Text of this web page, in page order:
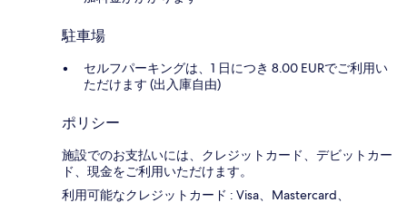
駐車場
セルフパーキングは、1 日につき 8.00 EURでご利用い
ただけます (出入庫自由)
ポリシー
施設でのお支払いには、クレジットカード、デビットカー
ド、現金をご利用いただけます。
利用可能なクレジットカード : Visa、Mastercard、